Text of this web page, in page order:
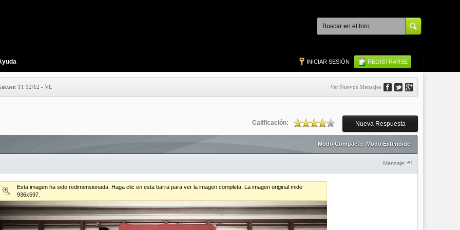
INICIAR SESIÓN REGISTRARSE
T1 12/12 - VL Ver Nuevos Mensajes
Nueva Respuesta
Calificación:
Modo Compacto Modo Extendido
Mensaje: #1
Esta imagen ha sido redimensionada. Haga clic en esta barra para ver la imagen completa. La imagen original mide
936x597.